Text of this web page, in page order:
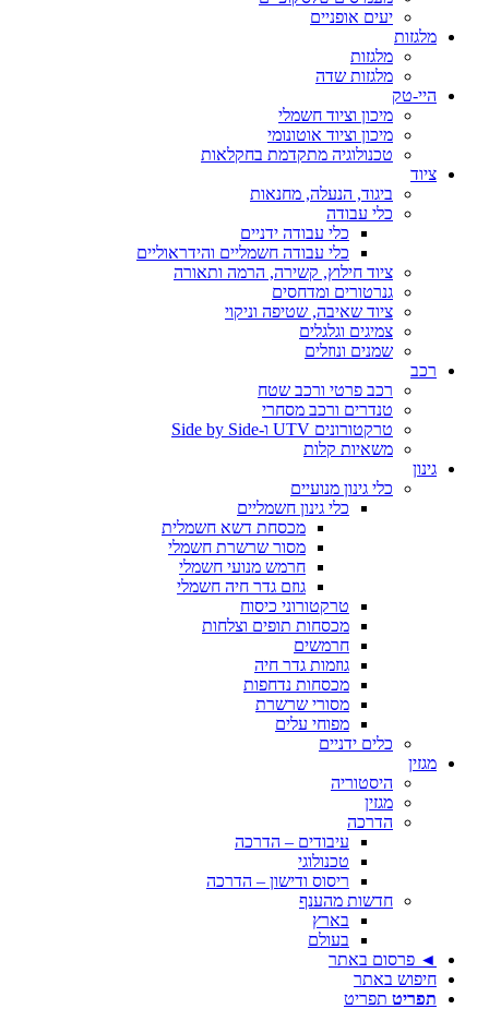
יעים אופניים
מלגזות
מלגזות
מלגזות שדה
היי-טק
מיכון וציוד חשמלי
מיכון וציוד אוטונומי
טכנולוגיה מתקדמת בחקלאות
ציוד
ביגוד, הנעלה, מחנאות
כלי עבודה
כלי עבודה ידניים
כלי עבודה חשמליים והידראוליים
ציוד חילוץ, קשירה, הרמה ותאורה
גנרטורים ומדחסים
ציוד שאיבה, שטיפה וניקוי
צמיגים וגלגלים
שמנים ונוזלים
רכב
רכב פרטי ורכב שטח
טנדרים ורכב מסחרי
טרקטורונים UTV ו-Side by Side
משאיות קלות
גינון
כלי גינון מנועיים
כלי גינון חשמליים
מכסחת דשא חשמלית
מסור שרשרת חשמלי
חרמש מנועי חשמלי
גוזם גדר חיה חשמלי
טרקטורוני כיסוח
מכסחות תופים וצלחות
חרמשים
גוזמות גדר חיה
מכסחות נדחפות
מסורי שרשרת
מפוחי עלים
כלים ידניים
מגזין
היסטוריה
מגזין
הדרכה
עיבודים – הדרכה
טכנולוגי
ריסוס ודישון – הדרכה
חדשות מהענף
בארץ
בעולם
◄ פרסום באתר
חיפוש באתר
תפריט תפריט